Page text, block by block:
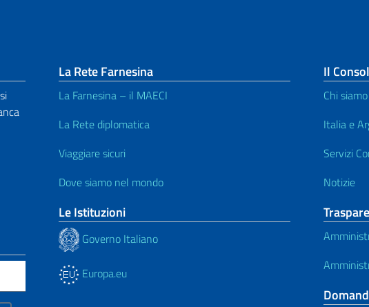
La Rete Farnesina
La Farnesina – il MAECI
La Rete diplomatica
Viaggiare sicuri
Dove siamo nel mondo
Le Istituzioni
Governo Italiano
Europa.eu
Il
Chi siamo
Italia e
Servizi
Notizie